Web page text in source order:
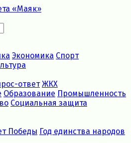
Экономика Спорт
ответ ЖКХ
Образование Промышленность
Социальная защита
Победы Год единства народов